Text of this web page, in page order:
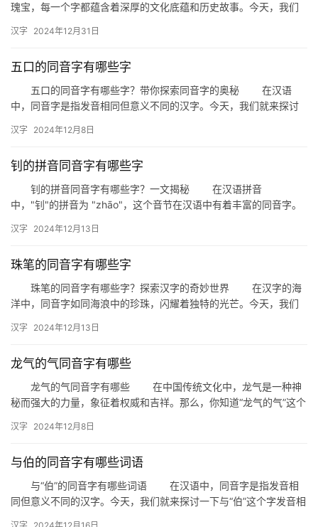
瑰宝，每一个字都蕴含着深厚的文化底蕴和历史故事。今天，我们
是什…
汉字 2024年12月31日
五口的同音字有哪些字
五口的同音字有哪些字？带你探索同音字的奥秘 在汉语
中，同音字是指发音相同但意义不同的汉字。今天，我们就来探讨
五…
汉字 2024年12月8日
钊的拼音同音字有哪些字
钊的拼音同音字有哪些字？一文揭秘 在汉语拼音
中，"钊"的拼音为 "zhāo"，这个音节在汉语中有着丰富的同音字。
汉字 2024年12月13日
珠笔的同音字有哪些字
珠笔的同音字有哪些字？探索汉字的奇妙世界 在汉字的海
洋中，同音字如同海浪中的珍珠，闪耀着独特的光芒。今天，我们
汉字 2024年12月13日
龙气的气同音字有哪些
龙气的气同音字有哪些 在中国传统文化中，龙气是一种神
秘而强大的力量，象征着权威和吉祥。那么，你知道“龙气的气”这个
汉字 2024年12月8日
与伯的同音字有哪些词语
与“伯”的同音字有哪些词语 在汉语中，同音字是指发音相
同但意义不同的汉字。今天，我们就来探讨一下与“伯”这个字发音相